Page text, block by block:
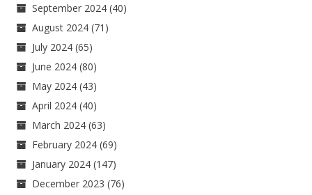
September 2024 (40)
August 2024 (71)
July 2024 (65)
June 2024 (80)
May 2024 (43)
April 2024 (40)
March 2024 (63)
February 2024 (69)
January 2024 (147)
December 2023 (76)